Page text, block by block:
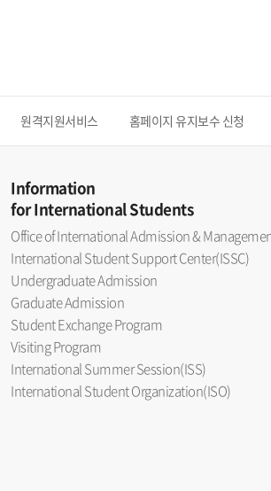
원격지원서비스 홈페이지 유지보수 신청
Information
for International Students
Office of International Admission &
International Student Support Center(ISSC)
Undergraduate Admission
Graduate Admission
Student Exchange Program
Visiting Program
International Summer Session(ISS)
International Student Organization(ISO)